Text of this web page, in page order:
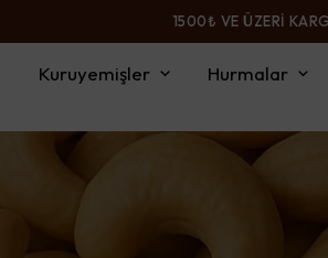
1500₺ VE ÜZERİ
Kuruyemişler Hurmalar